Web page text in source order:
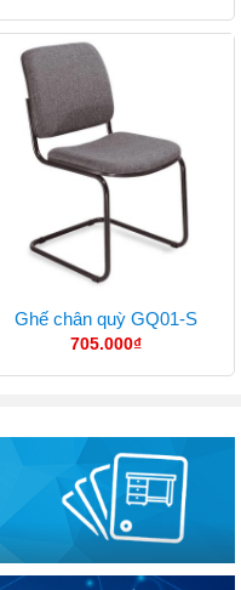
Ghế chân quỳ GQ01-S
705.000₫